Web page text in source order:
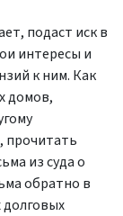
подаст иск в
интересы и
к ним. Как
домов,
прочитать
из суда о
обратно в
долговых